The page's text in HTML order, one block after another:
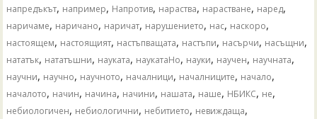
напредъкът, например, Напротив, нараства, нарастване, наред,
наричаме, наричано, наричат, нарушението, нас, наскоро,
настоящем, настоящият, настъпващата, настъпи, насърчи, насъщни,
нататък, нататъшни, науката, наукатаНо, науки, научен, научната,
научни, научно, научното, началници, началниците, начало,
началото, начин, начина, начини, нашата, наше, НБИКС, не,
небиологичен, небиологични, небитието, невиждаща,